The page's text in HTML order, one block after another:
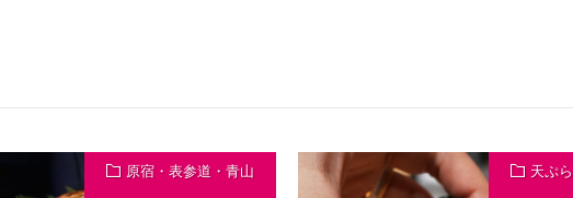
原宿・表参道・青山 天ぷら